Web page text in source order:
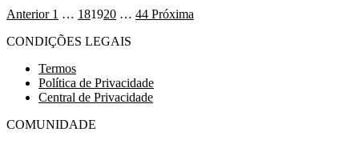
Anterior 1 … 181920 … 44 Próxima
CONDIÇÕES LEGAIS
Termos
Política de Privacidade
Central de Privacidade
COMUNIDADE